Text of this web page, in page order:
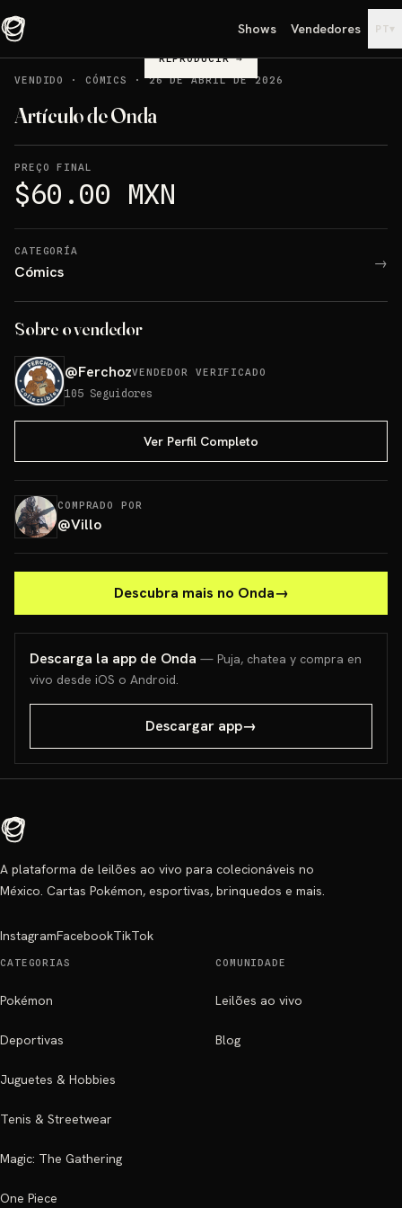
Shows Vendedores PT▾
REPRODUCIR→
VENDIDO
· CÓMICS ·26 DE ABRIL DE 2026
Artículo de Onda
PREÇO FINAL
$60.00 MXN
CATEGORÍA
Cómics →
Sobre o vendedor
@FerchozVENDEDOR VERIFICADO
105 Seguidores
Ver Perfil Completo
COMPRADO POR
@Villo
Descubra mais no Onda→
Descarga la app de Onda — Puja, chatea y compra en
vivo desde iOS o Android.
Descargar app→
A plataforma de leilões ao vivo para colecionáveis no
México. Cartas Pokémon, esportivas, brinquedos e mais.
InstagramFacebookTikTok
CATEGORIAS
Pokémon
Deportivas
Juguetes & Hobbies
Tenis & Streetwear
Magic: The Gathering
One Piece
COMUNIDADE
Leilões ao vivo
Blog